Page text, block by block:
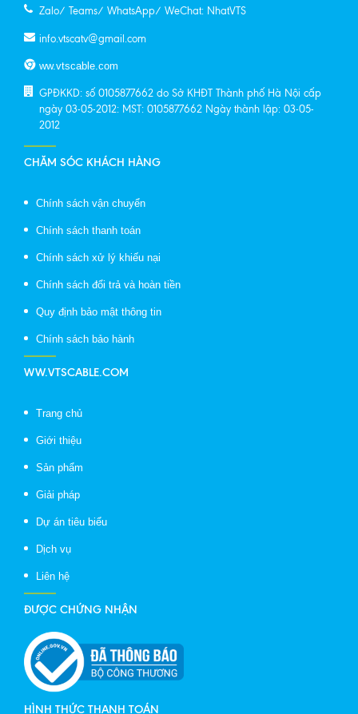
Zalo/ Teams/ WhatsApp/ WeChat: NhatVTS
info.vtscatv@gmail.com
ww.vtscable.com
GPĐKKD: số 0105877662 do Sở KHĐT Thành phố Hà Nội cấp
ngày 03-05-2012: MST: 0105877662 Ngày thành lập: 03-05-
2012
CHĂM SÓC KHÁCH HÀNG
Chính sách vận chuyển
Chính sách thanh toán
Chính sách xử lý khiếu nại
Chính sách đổi trả và hoàn tiền
Quy định bảo mật thông tin
Chính sách bảo hành
WW.VTSCABLE.COM
Trang chủ
Giới thiệu
Sản phẩm
Giải pháp
Dự án tiêu biểu
Dịch vụ
Liên hệ
ĐƯỢC CHỨNG NHẬN
HÌNH THỨC THANH TOÁN